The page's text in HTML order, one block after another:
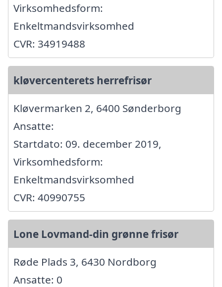
Virksomhedsform:
Enkeltmandsvirksomhed
CVR: 34919488
kløvercenterets herrefrisør
Kløvermarken 2, 6400 Sønderborg
Ansatte:
Startdato: 09. december 2019,
Virksomhedsform:
Enkeltmandsvirksomhed
CVR: 40990755
Lone Lovmand-din grønne frisør
Røde Plads 3, 6430 Nordborg
Ansatte: 0